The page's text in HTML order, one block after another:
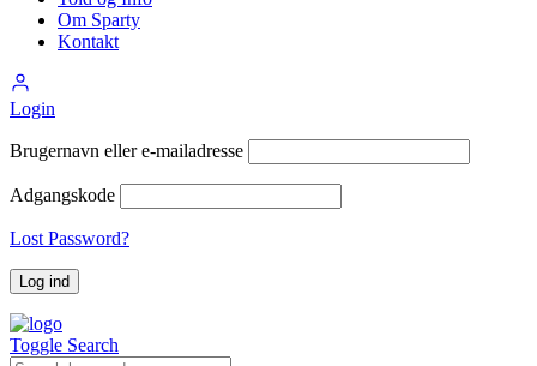
Om Sparty
Kontakt
Login
Brugernavn eller e-mailadresse
Adgangskode
Lost Password?
Toggle Search